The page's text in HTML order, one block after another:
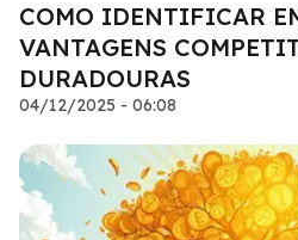
COMO IDENTIFICAR
VANTAGENS
DURADOURAS
04/12/2025 - 06:08